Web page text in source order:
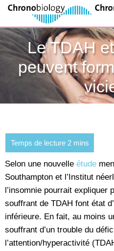
Le TDAH
peuvent
Selon une nouvelle étude
Southampton et l’Institut
l’insomnie pourrait expliquer
souffrant de TDAH font état
inférieure. En fait, au moins
souffrant d’un trouble du
l’attention/hyperactivité